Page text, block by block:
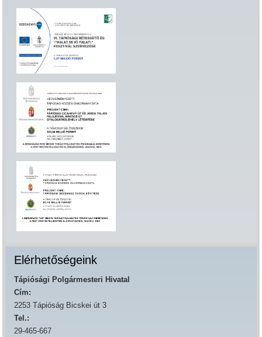
Elérhetőségeink
Tápiósági Polgármesteri Hivatal
Cím:
2253 Tápióság Bicskei út 3
Tel.:
29-465-667